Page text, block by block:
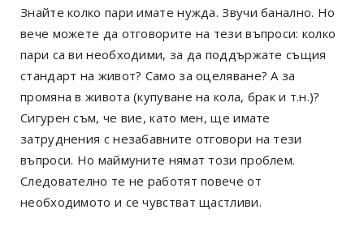
Знайте колко пари имате нужда. Звучи банално. Но
вече можете да отговорите на тези въпроси: колко
пари са ви необходими, за да поддържате същия
стандарт на живот? Само за оцеляване? А за
промяна в живота (купуване на кола, брак и т.н.)?
Сигурен съм, че вие, като мен, ще имате
затруднения с незабавните отговори на тези
въпроси. Но маймуните нямат този проблем.
Следователно те не работят повече от
необходимото и се чувстват щастливи.